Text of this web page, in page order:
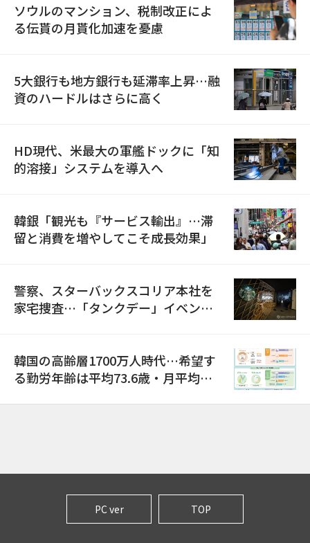
ソウルのマンション、税制改正によ
る伝貰の月貰化加速を憂慮
5大銀行も地方銀行も延滞率上昇…融
資のハードルはさらに高く
HD現代、米最大の軍艦ドックに「知
的溶接」システムを導入へ
韓銀「観光も『サービス輸出』…滞
留と消費を増やしてこそ成長効果」
警察、スターバックスコリア本社を
家宅捜査…「タンクデー」イベント
韓国の高齢層1700万人時代…希望す
る勤労年齢は平均73.6歳・月平均賃
PC ver TOP